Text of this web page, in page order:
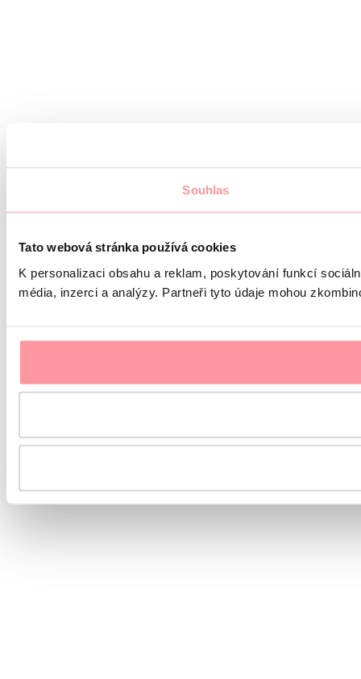
Souhlas
Tato webová stránka používá cookies
K personalizaci obsahu a reklam, poskytování funkcí
média, inzerci a analýzy. Partneři tyto údaje mohou